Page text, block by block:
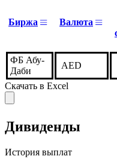
Биржа Валюта
ФБ Абу-
Даби
AED
Скачать в Excel
Дивиденды
История выплат